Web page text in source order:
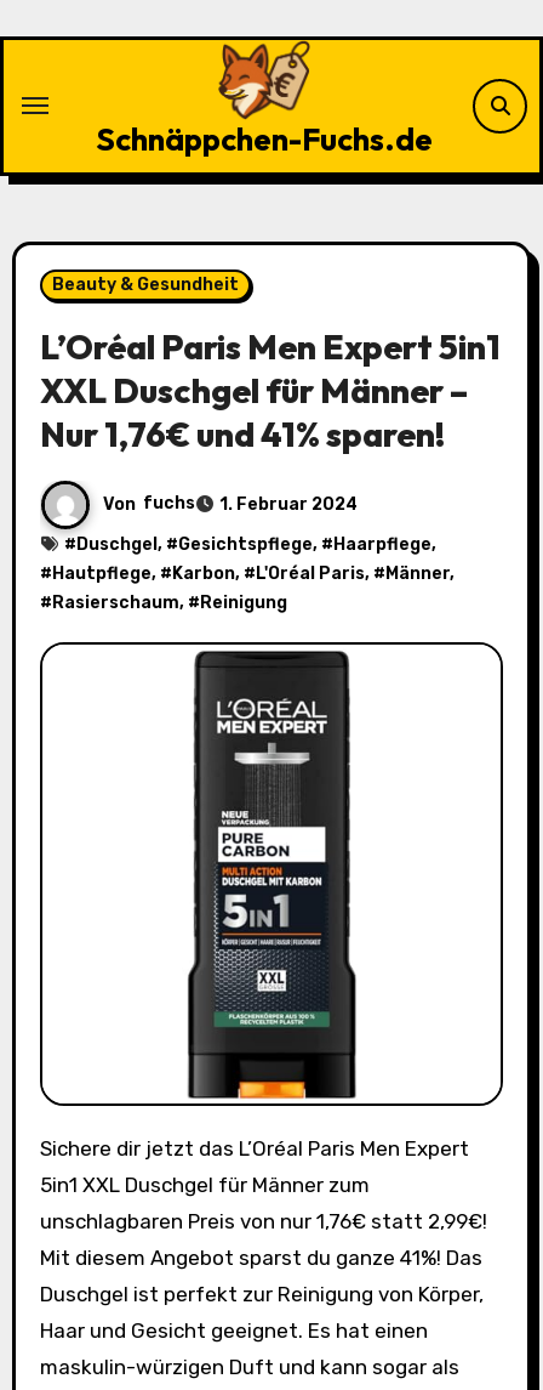
Schnäppchen-Fuchs.de
Beauty & Gesundheit
L’Oréal Paris Men Expert 5in1
XXL Duschgel für Männer –
Nur 1,76€ und 41% sparen!
Von fuchs
1. Februar 2024
# Duschgel , #Gesichtspflege, # Haarpflege,
# Hautpflege, # Karbon, # L'Oréal Paris, # Männer,
# Rasierschaum, # Reinigung
Sichere dir jetzt das L’Oréal Paris Men Expert
5in1 XXL Duschgel für Männer zum
unschlagbaren Preis von nur 1,76€ statt 2,99€!
Mit diesem Angebot sparst du ganze 41%! Das
Duschgel ist perfekt zur Reinigung von Körper,
Haar und Gesicht geeignet. Es hat einen
maskulin-würzigen Duft und kann sogar als